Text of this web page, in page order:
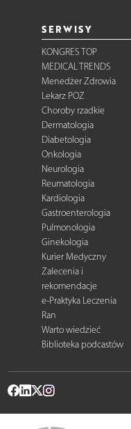
SERWISY
KONGRES TOP
MEDICAL TRENDS
Menedżer Zdrowia
Lekarz POZ
Choroby rzadkie
Dermatologia
Diabetologia
Onkologia
Neurologia
Reumatologia
Kardiologia
Gastroenterologia
Pulmonologia
Ginekologia
Kurier Medyczny
Zalecenia i
rekomendacje
e-Praktyka Leczenia
Ran
Warto wiedzieć
Biblioteka podcastów